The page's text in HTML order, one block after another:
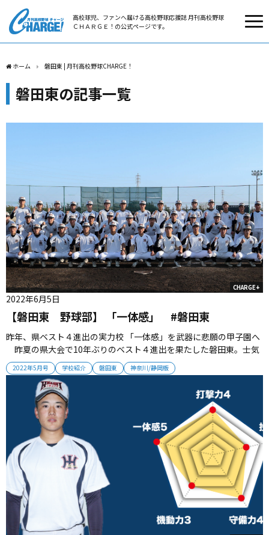
高校球児、ファンへ届ける高校野球応援誌 月刊高校野球
ＣＨＡＲＧＥ！の公式ページです。
ホーム 磐田東 | 月刊高校野球CHARGE！
磐田東の記事一覧
CHARGE+
2022年5月号 学校紹介 磐田東 神奈川/静岡版
【磐田東 野球部】 「一体感」 #磐田東
2022年6月5日
昨年、県ベスト４進出の実力校 「一体感」を武器に悲願の甲子園へ
昨夏の県大会で10年ぶりのベスト４進出を果たした磐田東。士気
高まるチームは「一体感」を武器に甲子園を目指す。（取材・栗山
司） ■個々の能力を伸ばして甲子園へ 1995年に創部した磐田
東。甲子園4度出場の名将・山内克之監督のもと、2010年秋に東海